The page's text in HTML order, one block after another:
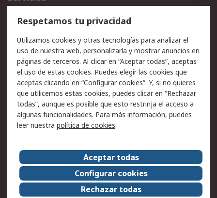
Cómo realizar pedidos
Devoluciones
Facturación y pago
Ofertas
Soporte técnico
Legal
Aviso legal
Política de privacidad -
Actualizada
Política sobre cookies
Seguridad de emails
Certificaciones de
Condiciones de venta
Acerca de RS
Acerca de RS
RS Group
RS en el mundo
Sala de prensa
Respetamos tu privacidad
Utilizamos cookies y otras tecnologías para analizar el
uso de nuestra web, personalizarla y mostrar anuncios en
páginas de terceros. Al clicar en “Aceptar todas”, aceptas
el uso de estas cookies. Puedes elegir las cookies que
aceptas clicando en “Configurar cookies”. Y, si no quieres
que utilicemos estas cookies, puedes clicar en “Rechazar
todas”, aunque es posible que esto restrinja el acceso a
algunas funcionalidades. Para más información, puedes
leer nuestra política de cookies.
Aceptar todas
Configurar cookies
Rechazar todas